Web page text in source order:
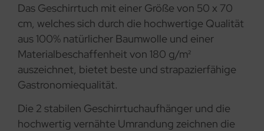
Das Geschirrtuch mit einer Größe von 50 x 70
cm, welches sich durch die hochwertige Qualität
aus 100% natürlicher Baumwolle und einer
Materialbeschaffenheit von 180 g/m²
auszeichnet, bietet beste und strapazierfähige
Gastronomiequalität.
Die 2 stabilen Geschirrtuchaufhänger und die
hochwertig vernähte Umrandung zeichnen die